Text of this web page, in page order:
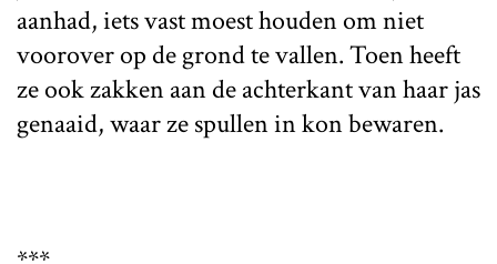
aanhad, iets vast moest houden om niet
voorover op de grond te vallen. Toen heeft
ze ook zakken aan de achterkant van haar jas
genaaid, waar ze spullen in kon bewaren.